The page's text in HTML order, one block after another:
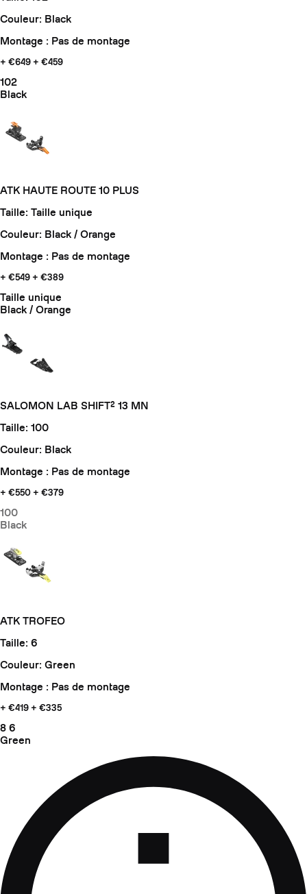
Couleur: Black
Montage : Pas de montage
+ €649 + €459
102
Black
ATK HAUTE ROUTE 10 PLUS
Taille: Taille unique
Couleur: Black / Orange
Montage : Pas de montage
+ €549 + €389
Taille unique
Black / Orange
SALOMON LAB SHIFT² 13 MN
Taille: 100
Couleur: Black
Montage : Pas de montage
+ €550 + €379
100
Black
ATK TROFEO
Taille: 6
Couleur: Green
Montage : Pas de montage
+ €419 + €335
8 6
Green